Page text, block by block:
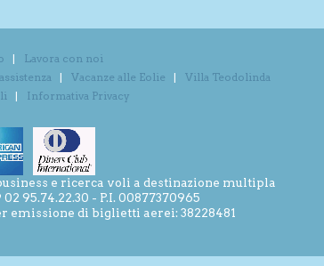
Lavora con noi
Vacanze alle Eolie
Villa Teodolinda
Informativa Privacy
e ricerca voli a destinazione multipla
95.74.22.30 - P.I. 00877370965
emissione di biglietti aerei: 38228481